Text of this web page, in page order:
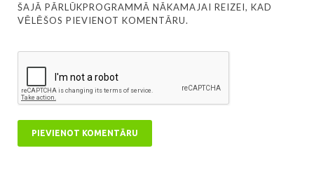
ŠAJĀ PĀRLŪKPROGRAMMĀ NĀKAMAJAI REIZEI, KAD
VĒLĒŠOS PIEVIENOT KOMENTĀRU.